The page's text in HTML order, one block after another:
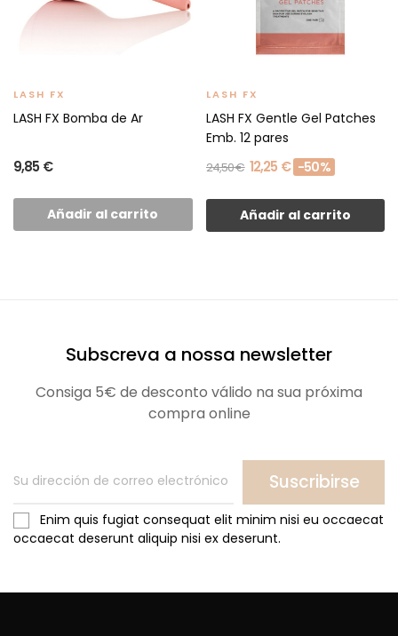
LASH FX
LASH FX Bomba de Ar
9,85 €
Añadir al carrito
LASH FX
LASH FX Gentle Gel Patches
Emb. 12 pares
24,50 € 12,25 € -50%
Añadir al carrito
Subscreva a nossa newsletter
Consiga 5€ de desconto válido na sua próxima
compra online
Suscribirse
Enim quis fugiat consequat elit minim nisi eu occaecat
occaecat deserunt aliquip nisi ex deserunt.